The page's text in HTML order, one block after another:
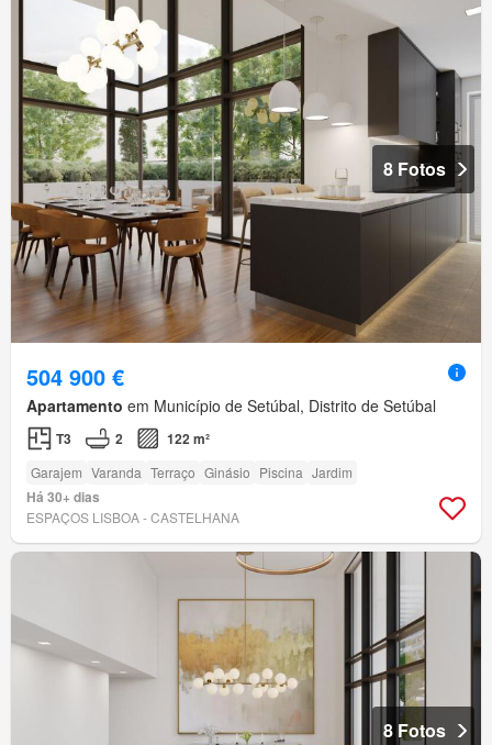
8 Fotos
504 900 €
Apartamento em Município de Setúbal, Distrito de Setúbal
T3 2 122 m²
Garajem Varanda Terraço Ginásio Piscina Jardim
Há 30+ dias
ESPAÇOS LISBOA - CASTELHANA
8 Fotos